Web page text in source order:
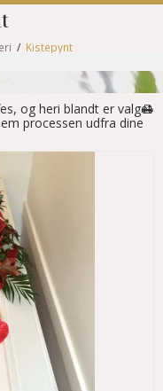
/ Kistepynt
og heri blandt er valget
processen udfra dine